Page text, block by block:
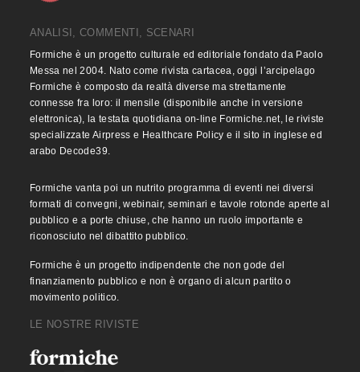
ANALISI, COMMENTI, SCENARI
Formiche è un progetto culturale ed editoriale fondato da Paolo
Messa nel 2004. Nato come rivista cartacea, oggi l’arcipelago
Formiche è composto da realtà diverse ma strettamente
connesse fra loro: il mensile (disponibile anche in versione
elettronica), la testata quotidiana on-line Formiche.net, le riviste
specializzate Airpress e Healthcare Policy e il sito in inglese ed
arabo Decode39.
Formiche vanta poi un nutrito programma di eventi nei diversi
formati di convegni, webinair, seminari e tavole rotonde aperte al
pubblico e a porte chiuse, che hanno un ruolo importante e
riconosciuto nel dibattito pubblico.
Formiche è un progetto indipendente che non gode del
finanziamento pubblico e non è organo di alcun partito o
movimento politico.
LE NOSTRE RIVISTE